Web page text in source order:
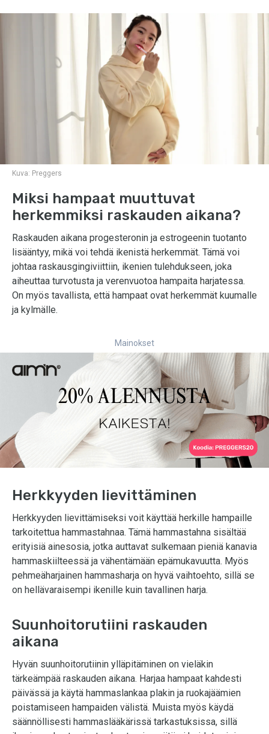
Kuva: Preggers
Miksi hampaat muuttuvat
herkemmiksi raskauden aikana?
Raskauden aikana progesteronin ja estrogeenin tuotanto
lisääntyy, mikä voi tehdä ikenistä herkemmät. Tämä voi
johtaa raskausgingiviittiin, ikenien tulehdukseen, joka
aiheuttaa turvotusta ja verenvuotoa hampaita harjatessa.
On myös tavallista, että hampaat ovat herkemmät kuumalle
ja kylmälle.
Mainokset
Herkkyyden lievittäminen
Herkkyyden lievittämiseksi voit käyttää herkille hampaille
tarkoitettua hammastahnaa. Tämä hammastahna sisältää
erityisiä ainesosia, jotka auttavat sulkemaan pieniä kanavia
hammaskiilteessä ja vähentämään epämukavuutta. Myös
pehmeäharjainen hammasharja on hyvä vaihtoehto, sillä se
on hellävaraisempi ikenille kuin tavallinen harja.
Suunhoitorutiini raskauden
aikana
Hyvän suunhoitorutiinin ylläpitäminen on vieläkin
tärkeämpää raskauden aikana. Harjaa hampaat kahdesti
päivässä ja käytä hammaslankaa plakin ja ruokajäämien
poistamiseen hampaiden välistä. Muista myös käydä
säännöllisesti hammaslääkärissä tarkastuksissa, sillä